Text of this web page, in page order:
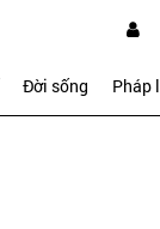
Đời sống Pháp